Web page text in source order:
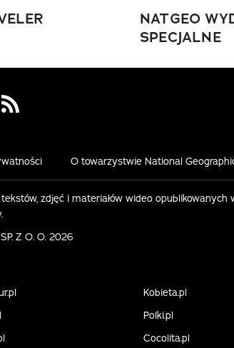
NATGEO
SPECJALNE
on Youtube
Visit us on Rss
O towarzystwie National
zdjęć i materiałów wideo
Z O. O. 2026
Kobieta.pl
Polki.pl
Cocolita.pl